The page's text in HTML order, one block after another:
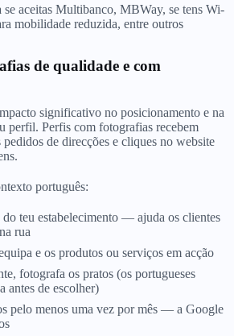
aceitas Multibanco, MBWay, se tens Wi-
mobilidade reduzida, entre outros
de qualidade e com
significativo no posicionamento e na
perfil. Perfis com fotografias recebem
de direcções e cliques no website
português:
do teu estabelecimento — ajuda os clientes
rua
e os produtos ou serviços em acção
fotografa os pratos (os portugueses
antes de escolher)
pelo menos uma vez por mês — a Google